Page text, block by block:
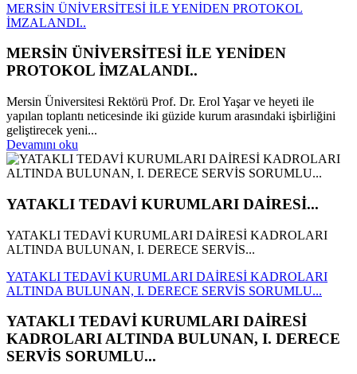
MERSİN ÜNİVERSİTESİ İLE YENİDEN PROTOKOL
İMZALANDI..
MERSİN ÜNİVERSİTESİ İLE YENİDEN
PROTOKOL İMZALANDI..
Mersin Üniversitesi Rektörü Prof. Dr. Erol Yaşar ve heyeti ile
yapılan toplantı neticesinde iki güzide kurum arasındaki işbirliğini
geliştirecek yeni...
Devamını oku
YATAKLI TEDAVİ KURUMLARI DAİRESİ...
YATAKLI TEDAVİ KURUMLARI DAİRESİ KADROLARI
ALTINDA BULUNAN, I. DERECE SERVİS...
YATAKLI TEDAVİ KURUMLARI DAİRESİ KADROLARI
ALTINDA BULUNAN, I. DERECE SERVİS SORUMLU...
YATAKLI TEDAVİ KURUMLARI DAİRESİ
KADROLARI ALTINDA BULUNAN, I. DERECE
SERVİS SORUMLU...